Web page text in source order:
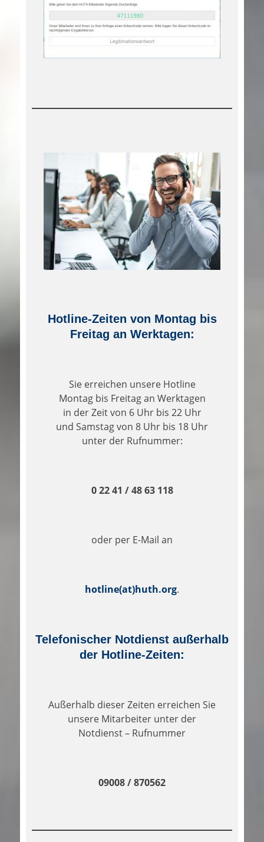
Hotline-Zeiten von Montag bis
Freitag an Werktagen:
Sie erreichen unsere Hotline
Montag bis Freitag an Werktagen
in der Zeit von 6 Uhr bis 22 Uhr
und Samstag von 8 Uhr bis 18 Uhr
unter der Rufnummer:
0 22 41 / 48 63 118
oder per E-Mail an
hotline(at)huth.org.
Telefonischer Notdienst außerhalb
der Hotline-Zeiten:
Außerhalb dieser Zeiten erreichen Sie
unsere Mitarbeiter unter der
Notdienst – Rufnummer
09008 / 870562